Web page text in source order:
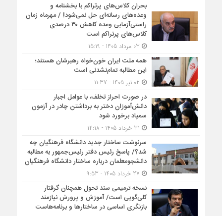
بحران کلاس‌های پرتراکم با بخشنامه و
وعده‌های رسانه‌ای حل نمی‌شود! / مهرماه زمان
راستی‌آزمایی وعده کاهش ۳۰ درصدی
کلاس‌های پرتراکم است
همه ملت ایران خون‌خواه رهبرشان هستند؛
این مطالبه تمام‌نشدنی است
در صورت احراز تخلف، با عوامل اجبار
دانش‌آموزان دختر به برداشتن چادر در آزمون
سمپاد برخورد شود
سرنوشت ساختار جدید دانشگاه فرهنگیان چه
شد؟/ پاسخ رئیس دفتر رئیس‌جمهور به مطالبه
دانشجومعلمان درباره ساختار دانشگاه فرهنگیان
نسخه ترمیمی سند تحول همچنان گرفتار
کلی‌گویی است/ آموزش و پرورش نیازمند
بازنگری اساسی در ساختارها و برنامه‌هاست